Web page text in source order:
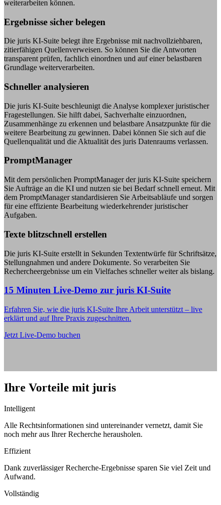
weiterarbeiten können.
Ergebnisse sicher belegen
Die juris KI-Suite belegt ihre Ergebnisse mit nachvollziehbaren,
zitierfähigen Quellenverweisen. So können Sie die Antworten
transparent prüfen, fachlich einordnen und auf einer belastbaren
Grundlage weiterverarbeiten.
Schneller analysieren
Die juris KI-Suite beschleunigt die Analyse komplexer juristischer
Fragestellungen. Sie hilft dabei, Sachverhalte einzuordnen,
Zusammenhänge zu erkennen und belastbare Ansatzpunkte für die
weitere Bearbeitung zu gewinnen. Dabei können Sie sich auf die
Quellenqualität und die Aktualität des juris Datenraums verlassen.
PromptManager
Mit dem persönlichen PromptManager der juris KI-Suite speichern
Sie Aufträge an die KI und nutzen sie bei Bedarf schnell erneut. Mit
dem PromptManager standardisieren Sie Arbeitsabläufe und sorgen
für eine effiziente Bearbeitung wiederkehrender juristischer
Aufgaben.
Texte blitzschnell erstellen
Die juris KI-Suite erstellt in Sekunden Textentwürfe für Schriftsätze,
Stellungnahmen und andere Dokumente. So verarbeiten Sie
Rechercheergebnisse um ein Vielfaches schneller weiter als bislang.
15 Minuten Live-Demo zur juris KI-Suite
Erfahren Sie, wie die juris KI-Suite Ihre Arbeit unterstützt – live
erklärt und auf Ihre Praxis zugeschnitten.
Jetzt Live-Demo buchen
Ihre Vorteile mit juris
Intelligent
Alle Rechtsinformationen sind untereinander vernetzt, damit Sie
noch mehr aus Ihrer Recherche herausholen.
Effizient
Dank zuverlässiger Recherche-Ergebnisse sparen Sie viel Zeit und
Aufwand.
Vollständig